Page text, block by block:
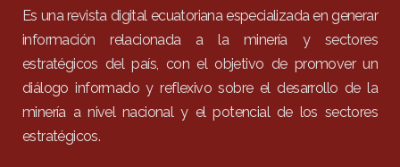
Es una revista digital ecuatoriana especializada en generar
información relacionada a la minería y sectores
estratégicos del país, con el objetivo de promover un
diálogo informado y reflexivo sobre el desarrollo de la
minería a nivel nacional y el potencial de los sectores
estratégicos.